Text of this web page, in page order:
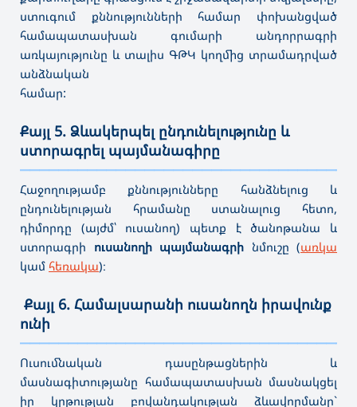
ստուգում քննությունների համար փոխանցված
համապատասխան գումարի անդորրագրի
առկայությունը և տալիս ԳԹԿ կողմից տրամադրված
անձնական
համար:
Քայլ 5. Ձևակերպել ընդունելությունը և
ստորագրել պայմանագիրը
Հաջողությամբ քննությունները հանձնելուց և
ընդունելության հրամանը ստանալուց հետո,
դիմորդը (այժմ՝ ուսանող) պետք է ծանոթանա և
ստորագրի ուսանողի պայմանագրի նմուշը (առկա
կամ հեռակա)։
Քայլ 6. Համալսարանի ուսանողն իրավունք
ունի
Ուսումնական դասընթացներին և
մասնագիտությանը համապատասխան մասնակցել
իր կրթության բովանդակության ձևավորմանը`